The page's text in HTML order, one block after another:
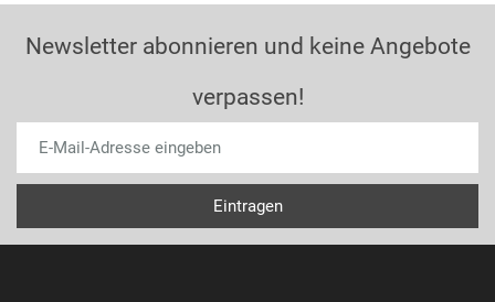
Newsletter abonnieren und keine Angebote
verpassen!